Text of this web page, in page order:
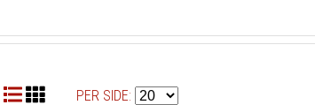
PER SIDE: